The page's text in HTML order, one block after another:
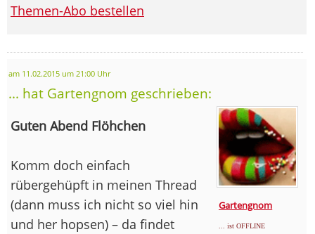
Themen-Abo bestellen
am 11.02.2015 um 21:00 Uhr
... hat Gartengnom geschrieben:
Gartengnom
... ist OFFLINE
Guten Abend Flöhchen
Komm doch einfach
rübergehüpft in meinen Thread
(dann muss ich nicht so viel hin
und her hopsen) – da findet